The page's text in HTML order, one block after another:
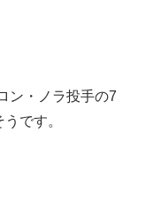
ン・ノラ投手の7
です。